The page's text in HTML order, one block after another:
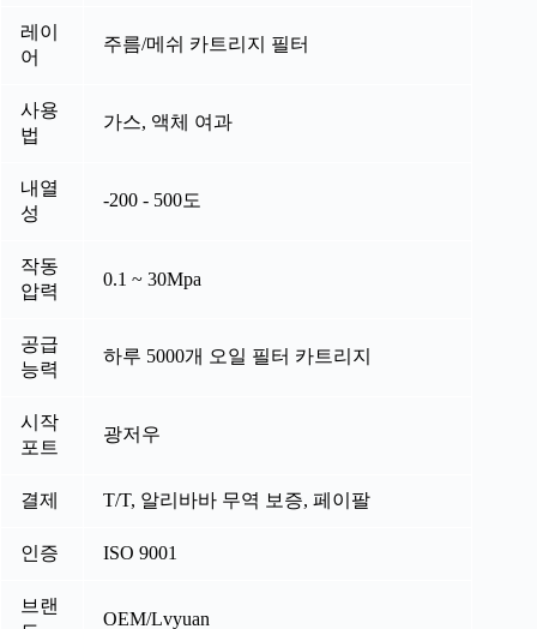
레이
어
주름/메쉬 카트리지 필터
사용
법
가스, 액체 여과
내열
성
-200 - 500도
작동
압력
0.1 ~ 30Mpa
공급
능력
하루 5000개 오일 필터 카트리지
시작
포트
광저우
결제 T/T, 알리바바 무역 보증, 페이팔
인증 ISO 9001
브랜
OEM/Lvyuan